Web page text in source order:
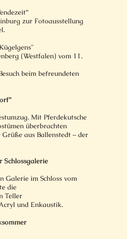
zur Fotoausstellung
(Westfalen) vom 11.
beim befreundeten
Mit Pferdekutsche
überbrachten
aus Ballenstedt – der
Schlossgalerie
Galerie im Schloss vom
die
Teller
und Enkaustik.